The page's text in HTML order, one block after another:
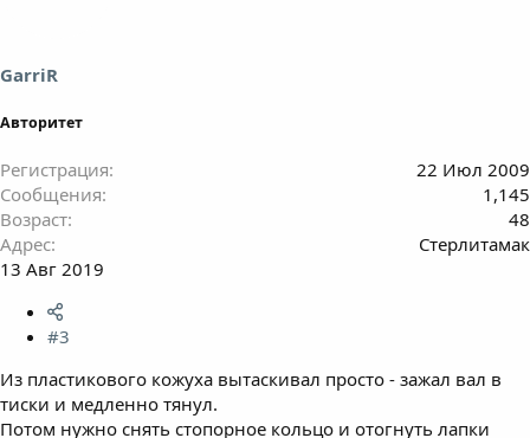
GarriR
Авторитет
Регистрация
22 Июл 2009
Сообщения
1,145
Возраст
48
Адрес
Стерлитамак
13 Авг 2019
#3
Из пластикового кожуха вытаскивал просто - зажал вал в
тиски и медленно тянул.
Потом нужно снять стопорное кольцо и отогнуть лапки